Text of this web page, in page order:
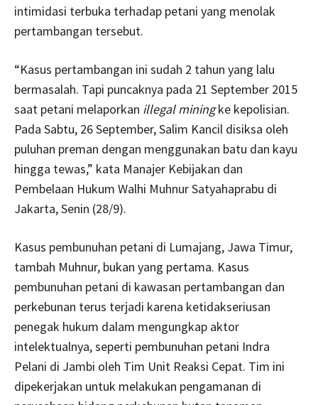
intimidasi terbuka terhadap petani yang menolak
pertambangan tersebut.
“Kasus pertambangan ini sudah 2 tahun yang lalu
bermasalah. Tapi puncaknya pada 21 September 2015
saat petani melaporkan illegal miningke kepolisian.
Pada Sabtu, 26 September, Salim Kancil disiksa oleh
puluhan preman dengan menggunakan batu dan kayu
hingga tewas,” kata Manajer Kebijakan dan
Pembelaan Hukum Walhi Muhnur Satyahaprabu di
Jakarta, Senin (28/9).
Kasus pembunuhan petani di Lumajang, Jawa Timur,
tambah Muhnur, bukan yang pertama. Kasus
pembunuhan petani di kawasan pertambangan dan
perkebunan terus terjadi karena ketidakseriusan
penegak hukum dalam mengungkap aktor
intelektualnya, seperti pembunuhan petani Indra
Pelani di Jambi oleh Tim Unit Reaksi Cepat. Tim ini
dipekerjakan untuk melakukan pengamanan di